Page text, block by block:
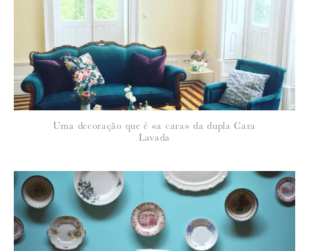
NOME *:
Para saber como tratamos e protegemos os seus dados, leia a nossa
política de privacidade
Uma decoração que é «a cara» da dupla Cara
Lavada